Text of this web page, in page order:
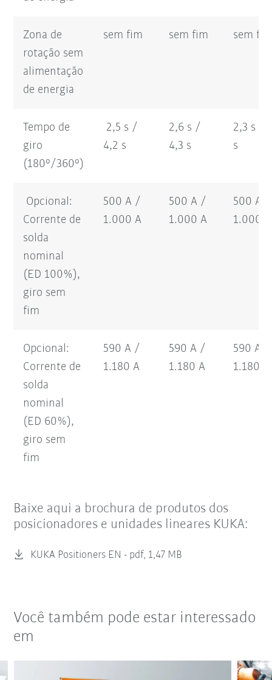
Zona de
rotação sem
alimentação
de energia
sem fim sem fim sem
Tempo de
giro
(180°/360°)
2,5 s /
4,2 s
2,6 s /
4,3 s
2,3 s /
s
Opcional:
Corrente de
solda
nominal
(ED 100%),
giro sem
fim
500 A /
1.000 A
500 A /
1.000 A
500 A /
1.000 A
Opcional:
Corrente de
solda
nominal
(ED 60%),
giro sem
fim
590 A /
1.180 A
590 A /
1.180 A
590 A /
1.180 A
Baixe aqui a brochura de produtos dos
posicionadores e unidades lineares KUKA:
KUKA Positioners EN - pdf, 1,47 MB
Você também pode estar interessado
em